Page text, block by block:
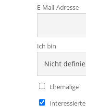
E-Mail-Adresse
Ich bin
Ehemalige
Interessierte